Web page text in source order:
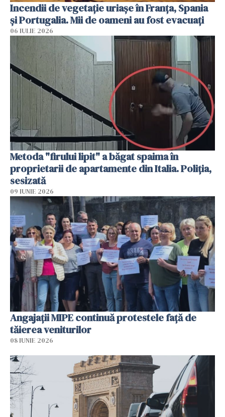
Incendii de vegetație uriașe în Franța, Spania
și Portugalia. Mii de oameni au fost evacuați
06 IULIE 2026
Metoda "firului lipit" a băgat spaima în
proprietarii de apartamente din Italia. Poliția,
sesizată
09 IUNIE 2026
Angajaţii MIPE continuă protestele faţă de
tăierea veniturilor
08 IUNIE 2026